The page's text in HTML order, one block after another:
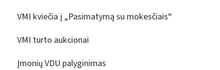
VMI kviečia į „Pasimatymą su mokesčiais“
VMI turto aukcionai
Įmonių VDU palyginimas